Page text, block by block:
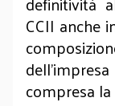
CCII anche
compresa